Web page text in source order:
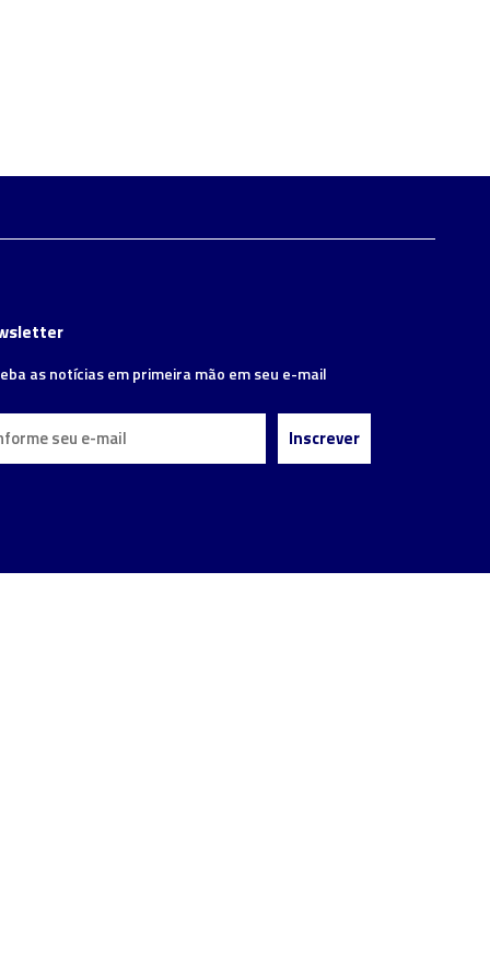
as notícias em primeira mão em seu e-mail
Inscrever